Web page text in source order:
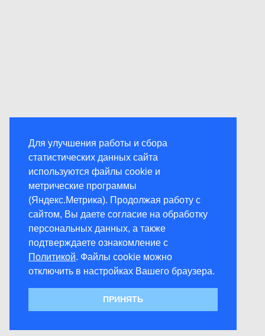
Для улучшения работы и сбора
статистических данных сайта
используются файлы cookie и
метрические программы
(Яндекс.Метрика). Продолжая работу с
сайтом, Вы даете согласие на обработку
персональных данных, а также
подтверждаете ознакомление с
Политикой. Файлы cookie можно
отключить в настройках Вашего браузера.
ПРИНЯТЬ